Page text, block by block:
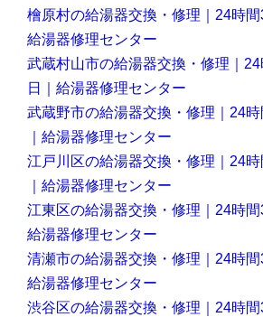
檜原村の給湯器交換・修理｜24時間
給湯器修理センター
武蔵村山市の給湯器交換・修理｜
日｜給湯器修理センター
武蔵野市の給湯器交換・修理｜24
｜給湯器修理センター
江戸川区の給湯器交換・修理｜24
｜給湯器修理センター
江東区の給湯器交換・修理｜24時間
給湯器修理センター
清瀬市の給湯器交換・修理｜24時間
給湯器修理センター
渋谷区の給湯器交換・修理｜24時間